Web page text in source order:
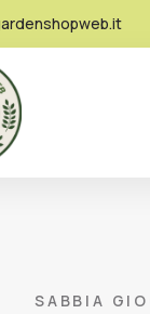
SABBIA